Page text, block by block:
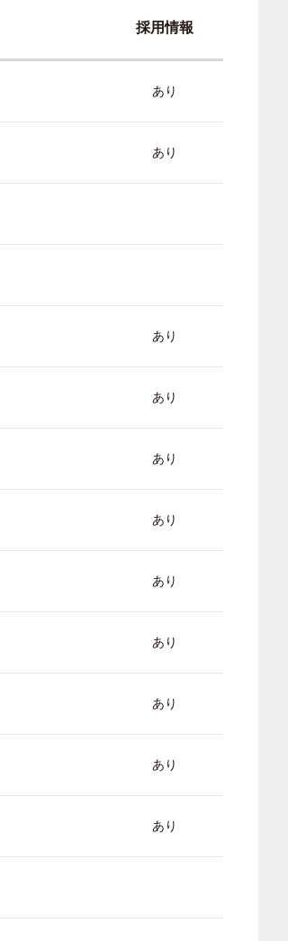
採用情報
あり
あり
あり
あり
あり
あり
あり
あり
あり
あり
あり